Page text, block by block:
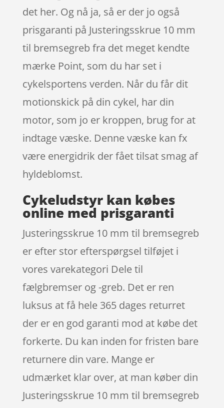
det her. Og nå ja, så er der jo også
prisgaranti på Justeringsskrue 10 mm
til bremsegreb fra det meget kendte
mærke Point, som du har set i
cykelsportens verden. Når du får dit
motionskick på din cykel, har din
motor, som jo er kroppen, brug for at
indtage væske. Denne væske kan fx
være energidrik der fået tilsat smag af
hyldeblomst.
Cykeludstyr kan købes
online med prisgaranti
Justeringsskrue 10 mm til bremsegreb
er efter stor efterspørgsel tilføjet i
vores varekategori Dele til
fælgbremser og -greb. Det er ren
luksus at få hele 365 dages returret
der er en god garanti mod at købe det
forkerte. Du kan inden for fristen bare
returnere din vare. Mange er
udmærket klar over, at man køber din
Justeringsskrue 10 mm til bremsegreb